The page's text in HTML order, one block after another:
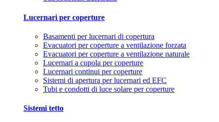
Lucernari per coperture
Basamenti per lucernari di copertura
Evacuatori per coperture a ventilazione forzata
Evacuatori per coperture a ventilazione naturale
Lucernari a cupola per coperture
Lucernari continui per coperture
Sistemi di apertura per lucernari ed EFC
Tubi e condotti di luce solare per coperture
Sistemi tetto